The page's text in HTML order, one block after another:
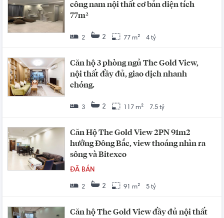
công nam nội thất cơ bản diện tích
77m²
2 2 77 m² 4 tỷ
Căn hộ 3 phòng ngủ The Gold View,
nội thất đầy đủ, giao dịch nhanh
chóng.
3 2 117 m² 7.5 tỷ
Căn Hộ The Gold View 2PN 91m2
hướng Đông Bắc, view thoáng nhìn ra
sông và Bitexco
ĐÃ BÁN
2 2 91 m² 5 tỷ
Căn hộ The Gold View đầy đủ nội thất